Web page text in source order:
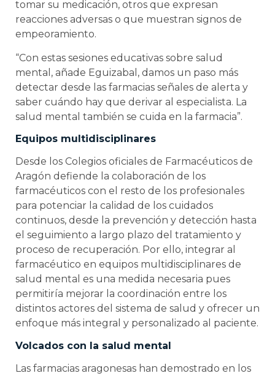
tomar su medicación, otros que expresan
reacciones adversas o que muestran signos de
empeoramiento.
“Con estas sesiones educativas sobre salud
mental, añade Eguizabal, damos un paso más
detectar desde las farmacias señales de alerta y
saber cuándo hay que derivar al especialista. La
salud mental también se cuida en la farmacia”.
Equipos multidisciplinares
Desde los Colegios oficiales de Farmacéuticos de
Aragón defiende la colaboración de los
farmacéuticos con el resto de los profesionales
para potenciar la calidad de los cuidados
continuos, desde la prevención y detección hasta
el seguimiento a largo plazo del tratamiento y
proceso de recuperación. Por ello, integrar al
farmacéutico en equipos multidisciplinares de
salud mental es una medida necesaria pues
permitiría mejorar la coordinación entre los
distintos actores del sistema de salud y ofrecer un
enfoque más integral y personalizado al paciente.
Volcados con la salud mental
Las farmacias aragonesas han demostrado en los